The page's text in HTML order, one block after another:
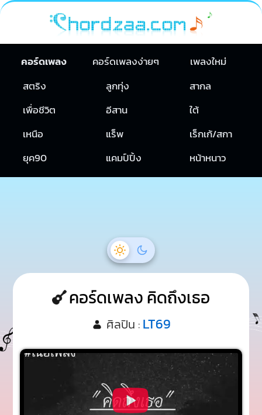
คอร์ดเพลง คอร์ดเพลงง่ายๆ
เพลงใหม่
สตริง
ลูกทุ่ง
สากล
เพื่อชีวิต
อีสาน
ใต้
เหนือ
แร็พ
เร็กเก้/สกา
ยุค90
แคมป์ปิ้ง หน้าหนาว
คอร์ดเพลง คิดถึงเธอ
ศิลปิน : LT69